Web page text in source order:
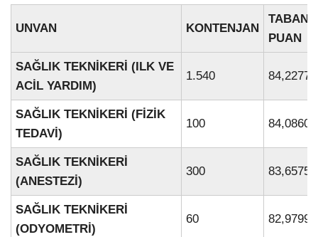
UNVAN KONTENJAN
TABAN
PUAN
SAĞLIK TEKNİKERİ (ILK VE
ACİL YARDIM)
1.540 84,22773
SAĞLIK TEKNİKERİ (FİZİK
TEDAVİ)
100 84,08601
SAĞLIK TEKNİKERİ
(ANESTEZİ)
300 83,65750
SAĞLIK TEKNİKERİ
(ODYOMETRİ)
60 82,97998